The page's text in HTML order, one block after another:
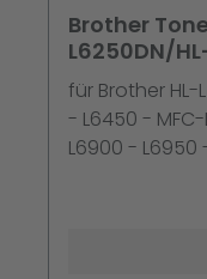
Brother
L6250DN/
für Brother HL-
- L6450 -
L6900 - L6950